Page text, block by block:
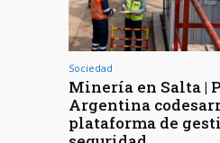
Sociedad
Minería en Salta |
Argentina
plataforma de